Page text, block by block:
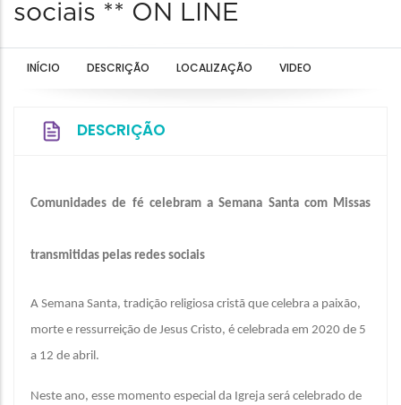
sociais ** ON LINE
INÍCIO DESCRIÇÃO LOCALIZAÇÃO VIDEO
DESCRIÇÃO
Comunidades de fé celebram a Semana Santa com Missas
transmitidas pelas redes sociais
A Semana Santa, tradição religiosa cristã que celebra a paixão,
morte e ressurreição de Jesus Cristo, é celebrada em 2020 de 5
a 12 de abril.
Neste ano, esse momento especial da Igreja será celebrado de